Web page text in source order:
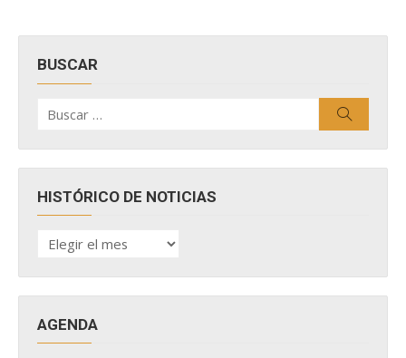
BUSCAR
por:
HISTÓRICO DE NOTICIAS
HISTÓRICO
DE
AGENDA